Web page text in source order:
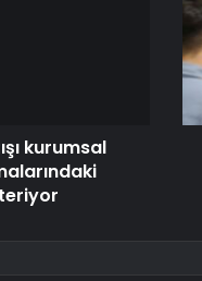
kurumsal